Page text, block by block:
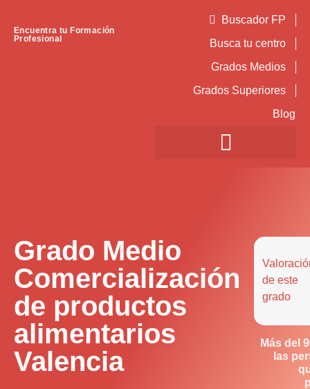
Encuentra tu Formación
Profesional
Buscador FP
Busca tu centro
Grados Medios
Grados Superiores
Blog
Grado Medio
Comercialización
de productos
alimentarios
Valencia
de este
grado
Más del
las